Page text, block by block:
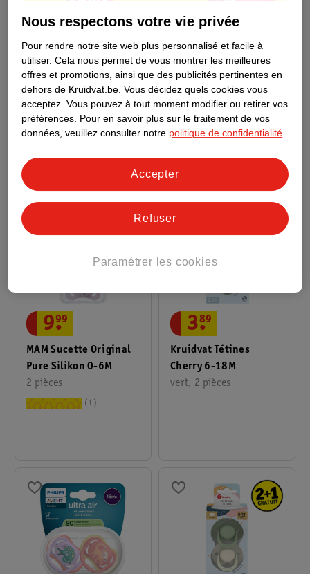
Philips Avent Sucette
Soother Air 0-6M
SCF087/11
2 pièces
8.99
136
Frigg Sucette Daisy
Taille 1 (0-6M)
blanc, rose, 2 pièces
10.
95
MAM Sucette Original
Pure Silikon 0-6M
2 pièces
9.
99
1
Kruidvat Tétines
Cherry 6-18M
vert, 2 pièces
3.
89
Nous respectons votre vie privée
Pour rendre notre site web plus personnalisé et facile à
utiliser. Cela nous permet de vous montrer les meilleures
offres et promotions, ainsi que des publicités pertinentes en
dehors de Kruidvat.be. Vous décidez quels cookies vous
acceptez. Vous pouvez à tout moment modifier ou retirer vos
préférences. Pour en savoir plus sur le traitement de vos
données, veuillez consulter notre politique de confidentialité
Paramétrer les cookies
Refuser
Accepter